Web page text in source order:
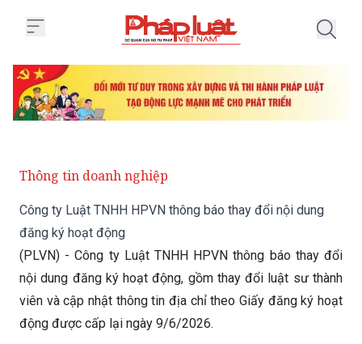
Thông tin doanh nghiệp
Công ty Luật TNHH HPVN thông báo thay đổi nội dung
đăng ký hoạt động
(PLVN) - Công ty Luật TNHH HPVN thông báo thay đổi
nội dung đăng ký hoạt động, gồm thay đổi luật sư thành
viên và cập nhật thông tin địa chỉ theo Giấy đăng ký hoạt
động được cấp lại ngày 9/6/2026.